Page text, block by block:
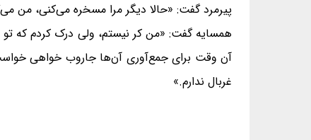
پیرمرد گفت: «حالا دیگر مرا مسخره می‌کنی، من
همسایه گفت: «من کر نیستم، ولی درک کردم که
آن وقت برای جمع‌آوری آن‌ها جاروب خواهی
غربال ندارم.»